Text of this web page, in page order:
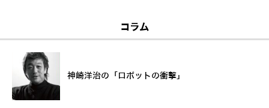
コラム
神崎洋治の「ロボットの衝撃」